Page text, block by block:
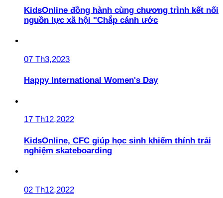
KidsOnline đồng hành cùng chương trình kết nối
nguồn lực xã hội "Chắp cánh ước
07 Th3,2023
Happy International Women's Day
17 Th12,2022
KidsOnline, CFC giúp học sinh khiếm thính trải
nghiệm skateboarding
02 Th12,2022